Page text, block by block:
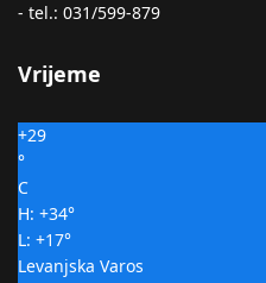
- tel.: 031/599-879
Vrijeme
+29
°
C
H: +34°
L: +17°
Levanjska Varos